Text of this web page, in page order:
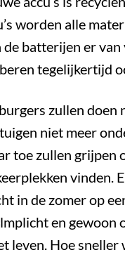
worden alle
batterijen er
tegelijkertijd
zullen
niet meer
toe zullen grijpen
vinden.
in de zomer op
en
leven. Hoe